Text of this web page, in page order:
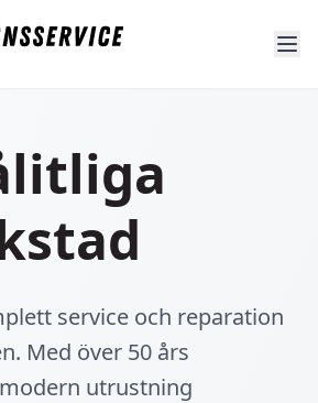
service och reparation
Med över 50 års
utrustning